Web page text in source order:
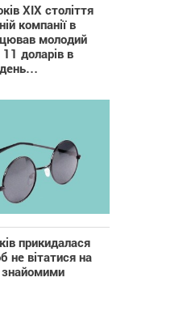
XIX століття
компанії в
молодий
доларів в
прикидалася
не вітатися на
знайомими